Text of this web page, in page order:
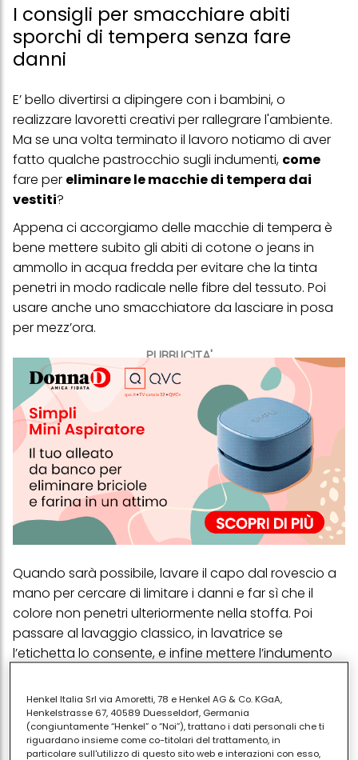
I consigli per smacchiare abiti
sporchi di tempera senza fare
danni
PUBBLICITA'
E’ bello divertirsi a dipingere con i bambini, o
realizzare lavoretti creativi per rallegrare l'ambiente.
Ma se una volta terminato il lavoro notiamo di aver
fatto qualche pastrocchio sugli indumenti, come
fare per eliminare le macchie di tempera dai
vestiti?
Appena ci accorgiamo delle macchie di tempera è
bene mettere subito gli abiti di cotone o jeans in
ammollo in acqua fredda per evitare che la tinta
penetri in modo radicale nelle fibre del tessuto. Poi
usare anche uno smacchiatore da lasciare in posa
per mezz’ora.
Quando sarà possibile, lavare il capo dal rovescio a
mano per cercare di limitare i danni e far sì che il
colore non penetri ulteriormente nella stoffa. Poi
passare al lavaggio classico, in lavatrice se
l’etichetta lo consente, e infine mettere l’indumento
colore bianco, sistemarlo alla luce diretta del sole.
Nel caso la tempera si sia seccata, prima di passare
al lavaggio strofinare la zona, con un coltello o una
Henkel Italia Srl via Amoretti, 78 e Henkel AG & Co. KGaA,
Henkelstrasse 67, 40589 Duesseldorf, Germania
(congiuntamente “Henkel” o “Noi”), trattano i dati personali che ti
riguardano insieme come co-titolari del trattamento, in
particolare sull'utilizzo di questo sito web e interazioni con esso,